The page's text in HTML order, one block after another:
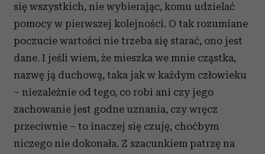
się wszystkich, nie wybierając, komu udzielać
pomocy w pierwszej kolejności. O tak rozumiane
poczucie wartości nie trzeba się starać, ono jest
dane. I jeśli wiem, że mieszka we mnie cząstka,
nazwę ją duchową, taka jak w każdym człowieku
– niezależnie od tego, co robi ani czy jego
zachowanie jest godne uznania, czy wręcz
przeciwnie – to inaczej się czuję, choćbym
niczego nie dokonała. Z szacunkiem patrzę na